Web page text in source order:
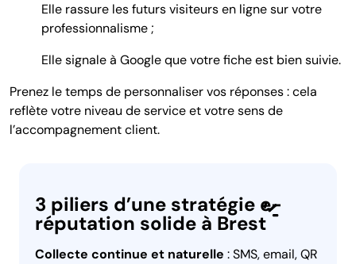
Elle rassure les futurs visiteurs en ligne sur votre
professionnalisme ;
Elle signale à Google que votre fiche est bien suivie.
Prenez le temps de personnaliser vos réponses : cela
reflète votre niveau de service et votre sens de
l’accompagnement client.
3 piliers d’une stratégie e-
réputation solide à Brest
Collecte continue et naturelle : SMS, email, QR